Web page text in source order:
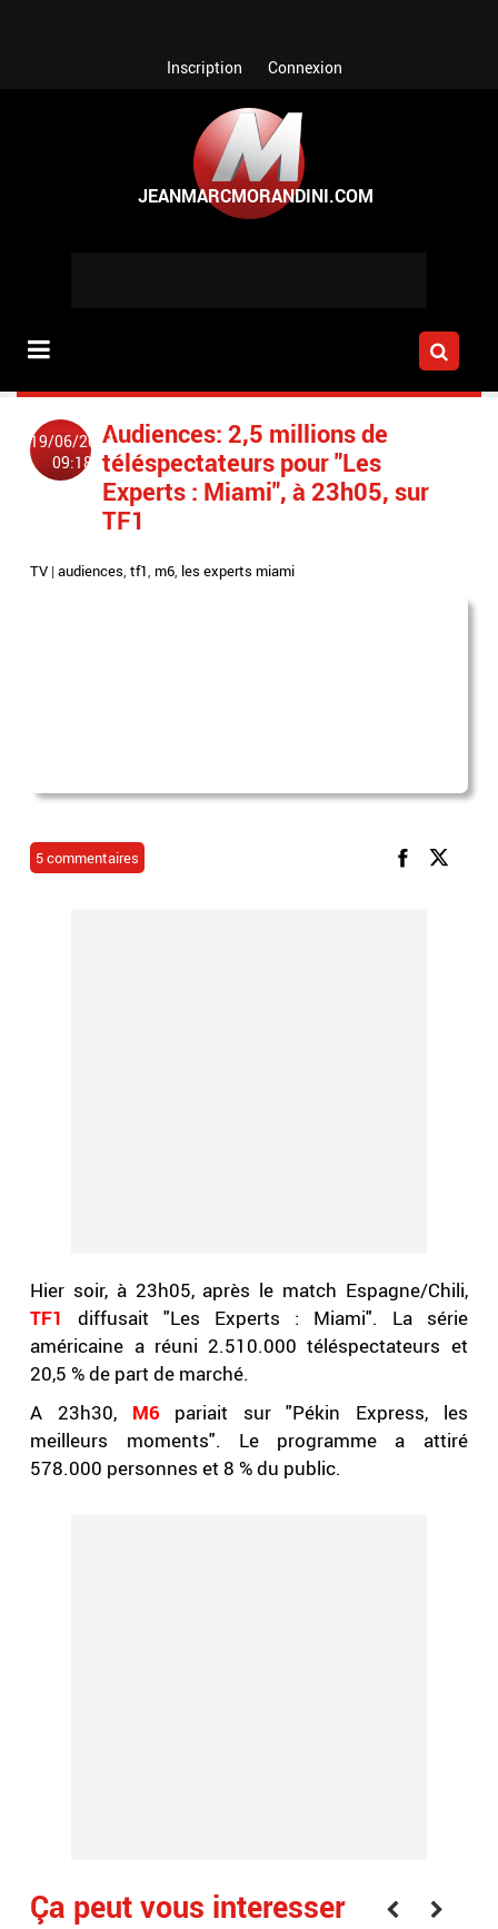
Inscription Connexion
19/06/2014
09:18
Audiences: 2,5 millions de
téléspectateurs pour "Les
Experts : Miami", à 23h05, sur
TF1
TV |audiences,tf1,m6, les experts miami
5 commentaires
Hier soir, à 23h05, après le match Espagne/Chili,
TF1
diffusait "Les Experts : Miami". La série
américaine a réuni 2.510.000 téléspectateurs et
20,5 % de part de marché.
A 23h30, M6
pariait sur "Pékin Express, les
meilleurs moments". Le programme a attiré
578.000 personnes et 8 % du public.
Ça peut vous interesser